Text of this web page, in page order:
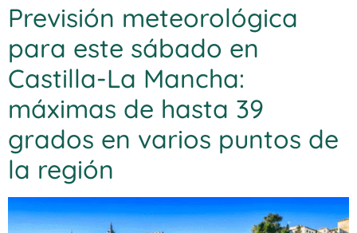
Previsión meteorológica
para este sábado en
Castilla-La Mancha:
máximas de hasta 39
grados en varios puntos de
la región